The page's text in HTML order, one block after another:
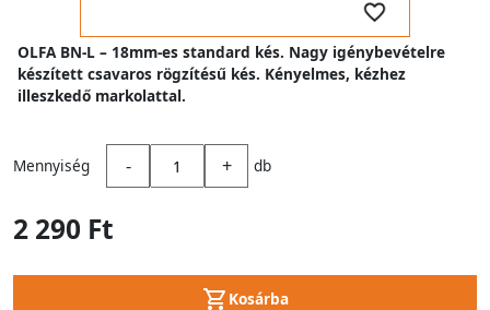
OLFA BN-L – 18mm-es standard kés. Nagy igénybevételre
készített csavaros rögzítésű kés. Kényelmes, kézhez
illeszkedő markolattal.
Mennyiség - + db
2 290 Ft
Kosárba